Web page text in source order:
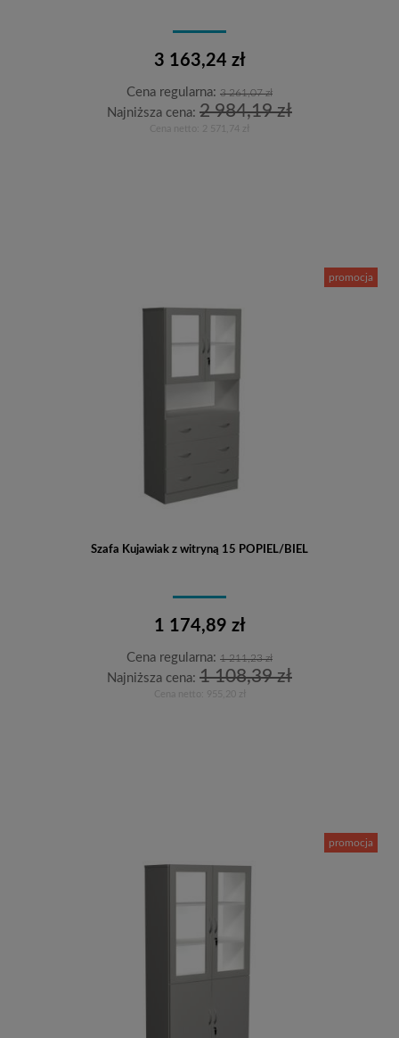
3 163,24 zł
Cena regularna: 3 261,07 zł
Najniższa cena: 2 984,19 zł
2 571,74 zł
Szafa Kujawiak z witryną 15 POPIEL/BIEL
1 174,89 zł
Cena regularna: 1 211,23 zł
Najniższa cena: 1 108,39 zł
955,20 zł
promocja
promocja